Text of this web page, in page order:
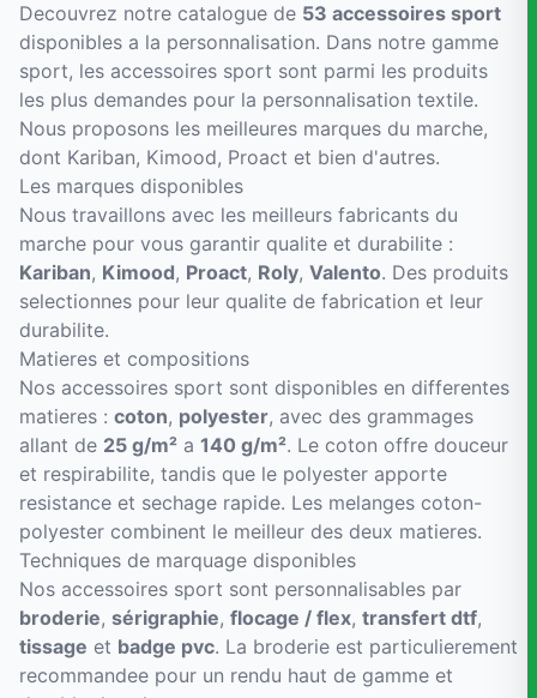
Decouvrez notre catalogue de 53 accessoires sport
disponibles a la personnalisation. Dans notre gamme
sport, les accessoires sport sont parmi les produits
les plus demandes pour la personnalisation textile.
Nous proposons les meilleures marques du marche,
dont Kariban, Kimood, Proact et bien d'autres.
Les marques disponibles
Nous travaillons avec les meilleurs fabricants du
marche pour vous garantir qualite et durabilite :
Kariban, Kimood, Proact, Roly, Valento. Des produits
selectionnes pour leur qualite de fabrication et leur
durabilite.
Matieres et compositions
Nos accessoires sport sont disponibles en differentes
matieres : coton, polyester, avec des grammages
allant de 25 g/m² a 140 g/m². Le coton offre douceur
et respirabilite, tandis que le polyester apporte
resistance et sechage rapide. Les melanges coton-
polyester combinent le meilleur des deux matieres.
Techniques de marquage disponibles
Nos accessoires sport sont personnalisables par
broderie, sérigraphie, flocage / flex, transfert dtf,
tissage et badge pvc. La broderie est particulierement
recommandee pour un rendu haut de gamme et